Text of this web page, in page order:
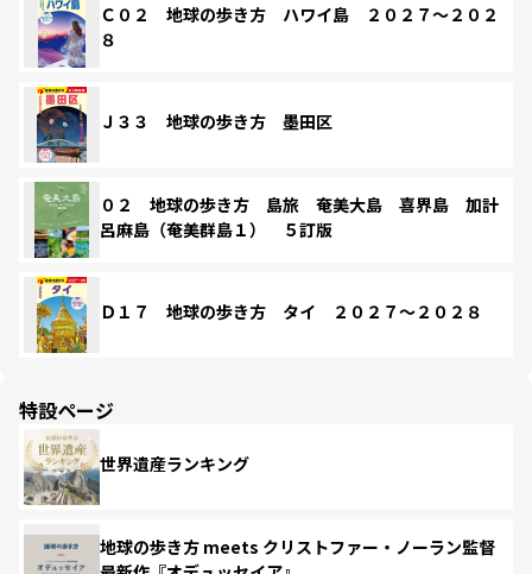
Ｃ０２ 地球の歩き方 ハワイ島 ２０２７～２０２
８
Ｊ３３ 地球の歩き方 墨田区
０２ 地球の歩き方 島旅 奄美大島 喜界島 加計
呂麻島（奄美群島１） ５訂版
Ｄ１７ 地球の歩き方 タイ ２０２７～２０２８
特設ページ
世界遺産ランキング
地球の歩き方 meets クリストファー・ノーラン監督